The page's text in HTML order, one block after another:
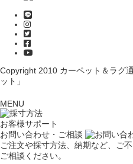
Copyright 2010 カーペット＆ラグ
ット」
MENU
お客様サポート
お問い合わせ・ご相談
ご注文や採寸方法、納期など、ご
ご相談ください。